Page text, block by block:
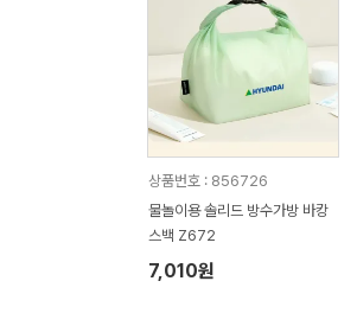
상품번호 : 856726
물놀이용 솔리드 방수가방 바캉
스백 Z672
7,010원